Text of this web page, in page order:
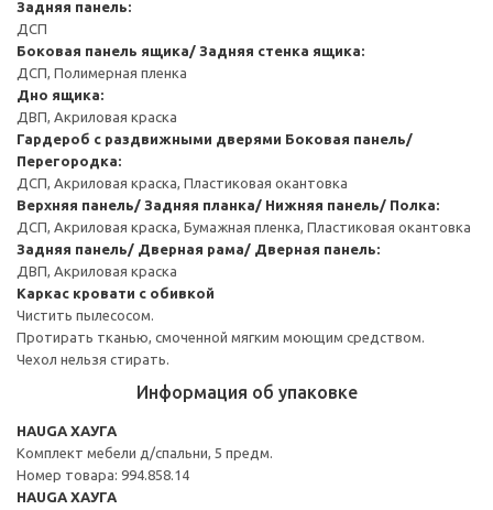
Задняя панель:
ДСП
Боковая панель ящика/ Задняя стенка ящика:
ДСП, Полимерная пленка
Дно ящика:
ДВП, Акриловая краска
Гардероб с раздвижными дверями Боковая панель/
Перегородка:
ДСП, Акриловая краска, Пластиковая окантовка
Верхняя панель/ Задняя планка/ Нижняя панель/ Полка:
ДСП, Акриловая краска, Бумажная пленка, Пластиковая окантовка
Задняя панель/ Дверная рама/ Дверная панель:
ДВП, Акриловая краска
Каркас кровати с обивкой
Чистить пылесосом.
Протирать тканью, смоченной мягким моющим средством.
Чехол нельзя стирать.
Информация об упаковке
HAUGA ХАУГА
Комплект мебели д/спальни, 5 предм.
Номер товара: 994.858.14
HAUGA ХАУГА